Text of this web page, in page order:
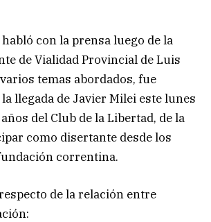
con la prensa luego de la
de Vialidad Provincial de Luis
temas abordados, fue
llegada de Javier Milei este lunes
del Club de la Libertad, de la
como disertante desde los
correntina.
de la relación entre